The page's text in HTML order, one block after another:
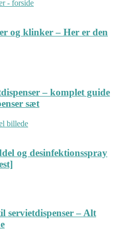
og klinker – Her er den
– komplet guide
sæt
og desinfektionsspray
servietdispenser – Alt